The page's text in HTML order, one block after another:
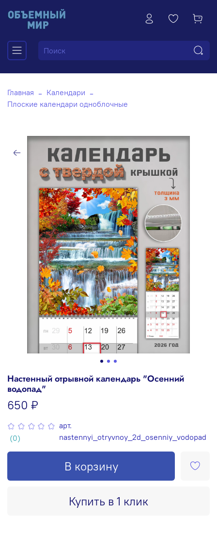
Главная
Календари
Плоские календари одноблочные
(0)
арт.
nastennyi_otryvnoy_2d_osenniy_vodopad
Настенный отрывной календарь "Осенний
водопад"
650 ₽
В корзину
Купить в 1 клик